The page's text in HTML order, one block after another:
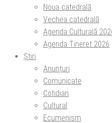
Noua catedrală
Vechea catedrală
Agenda Culturală
Agenda Tineret 2026
Știri
Anunțuri
Comunicate
Cotidian
Cultural
Ecumenism